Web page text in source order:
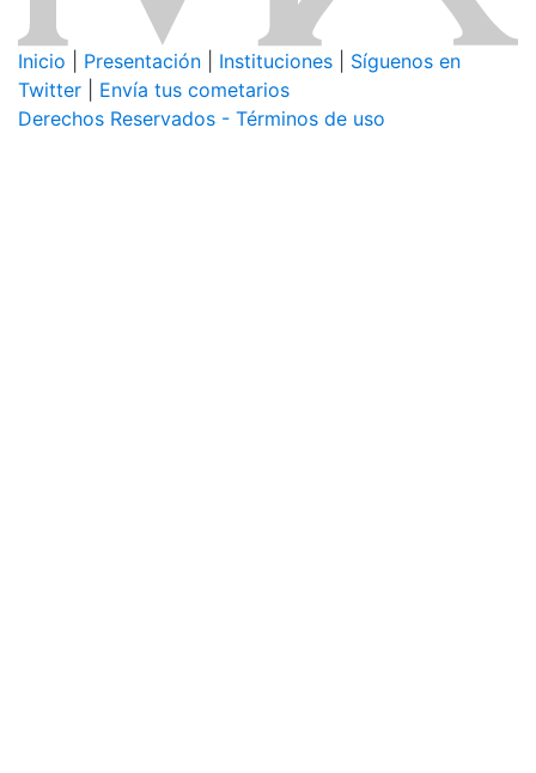
Inicio Presentación Instituciones
Síguenos en
Twitter
Envía tus cometarios
Derechos Reservados - Términos de uso